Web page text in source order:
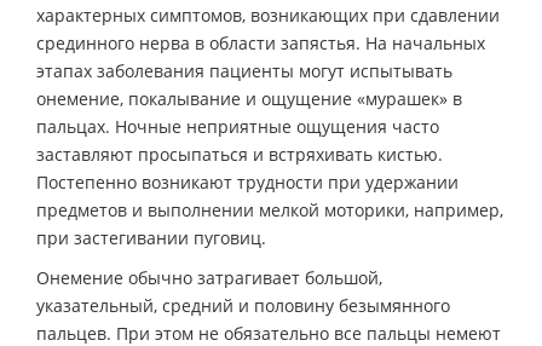
характерных симптомов, возникающих при сдавлении
срединного нерва в области запястья. На начальных
этапах заболевания пациенты могут испытывать
онемение, покалывание и ощущение «мурашек» в
пальцах. Ночные неприятные ощущения часто
заставляют просыпаться и встряхивать кистью.
Постепенно возникают трудности при удержании
предметов и выполнении мелкой моторики, например,
при застегивании пуговиц.
Онемение обычно затрагивает большой,
указательный, средний и половину безымянного
пальцев. При этом не обязательно все пальцы немеют